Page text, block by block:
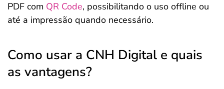
PDF com QR Code, possibilitando o uso offline ou
até a impressão quando necessário.
Como usar a CNH Digital e quais
as vantagens?